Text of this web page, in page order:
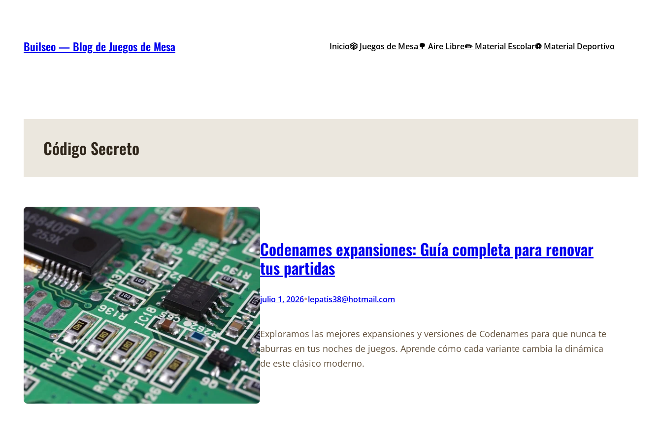
contenido
Builseo — Blog de Juegos de Mesa Inicio🎲 Juegos de Mesa🌳 Aire Libre✏️ Material Escolar⚽ Material Deportivo
Código Secreto
Codenames expansiones: Guía completa para renovar
tus partidas
julio 1, 2026•lepatis38@hotmail.com
Exploramos las mejores expansiones y versiones de Codenames para que nunca te
aburras en tus noches de juegos. Aprende cómo cada variante cambia la dinámica
de este clásico moderno.